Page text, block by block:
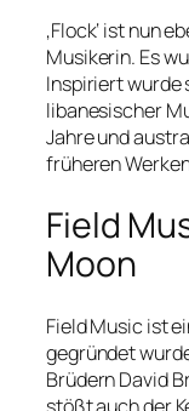
‚Flock‘ ist nun
Musikerin. Es
Inspiriert wurde
libanesischer
Jahre und
früheren
Field
Moon
Field Music ist
gegründet
Brüdern David